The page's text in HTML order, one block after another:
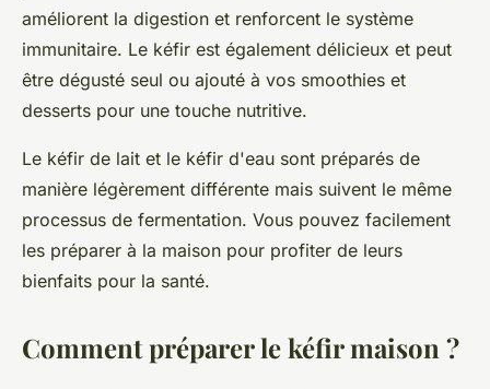
améliorent la digestion et renforcent le système
immunitaire. Le kéfir est également délicieux et peut
être dégusté seul ou ajouté à vos smoothies et
desserts pour une touche nutritive.
Le kéfir de lait et le kéfir d'eau sont préparés de
manière légèrement différente mais suivent le même
processus de fermentation. Vous pouvez facilement
les préparer à la maison pour profiter de leurs
bienfaits pour la santé.
Comment préparer le kéfir maison ?